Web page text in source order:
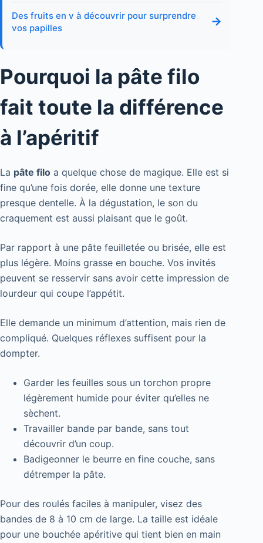
Des fruits en v à découvrir pour surprendre
vos papilles
→
Pourquoi la pâte filo
fait toute la différence
à l’apéritif
La pâte filo a quelque chose de magique. Elle est si
fine qu’une fois dorée, elle donne une texture
presque dentelle. À la dégustation, le son du
craquement est aussi plaisant que le goût.
Par rapport à une pâte feuilletée ou brisée, elle est
plus légère. Moins grasse en bouche. Vos invités
peuvent se resservir sans avoir cette impression de
lourdeur qui coupe l’appétit.
Elle demande un minimum d’attention, mais rien de
compliqué. Quelques réflexes suffisent pour la
dompter.
Garder les feuilles sous un torchon propre
légèrement humide pour éviter qu’elles ne
sèchent.
Travailler bande par bande, sans tout
découvrir d’un coup.
Badigeonner le beurre en fine couche, sans
détremper la pâte.
Pour des roulés faciles à manipuler, visez des
bandes de 8 à 10 cm de large. La taille est idéale
pour une bouchée apéritive qui tient bien en main